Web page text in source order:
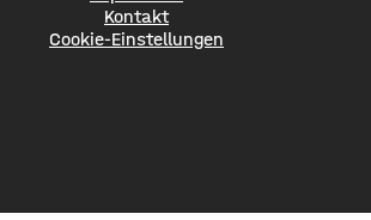
Kontakt
Cookie-Einstellungen